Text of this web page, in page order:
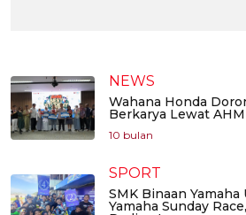
NEWS
Wahana Honda
Berkarya Lewat
10 bulan
SPORT
SMK Binaan
Yamaha Sunday